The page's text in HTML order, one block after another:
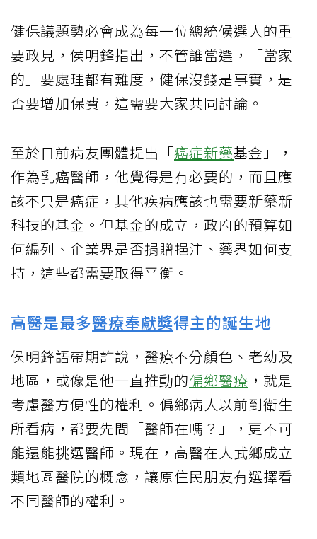
健保議題勢必會成為每一位總統候選人的重
要政見，侯明鋒指出，不管誰當選，「當家
的」要處理都有難度，健保沒錢是事實，是
否要增加保費，這需要大家共同討論。
至於日前病友團體提出「癌症新藥基金」，
作為乳癌醫師，他覺得是有必要的，而且應
該不只是癌症，其他疾病應該也需要新藥新
科技的基金。但基金的成立，政府的預算如
何編列、企業界是否捐贈挹注、藥界如何支
持，這些都需要取得平衡。
高醫是最多醫療奉獻獎得主的誕生地
侯明鋒語帶期許說，醫療不分顏色、老幼及
地區，或像是他一直推動的偏鄉醫療 ，就是
考慮醫方便性的權利。偏鄉病人以前到衛生
所看病，都要先問「醫師在嗎？」，更不可
能還能挑選醫師。現在，高醫在大武鄉成立
類地區醫院的概念，讓原住民朋友有選擇看
不同醫師的權利。